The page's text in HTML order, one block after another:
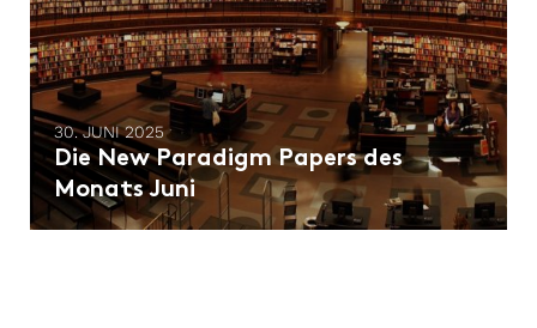
30. JUNI 2025
Die New Paradigm Papers des
Monats Juni